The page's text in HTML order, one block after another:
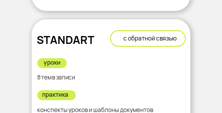
STANDART с обратной связью
уроки
8 тем в записи
практика
конспекты уроков и шаблоны документов